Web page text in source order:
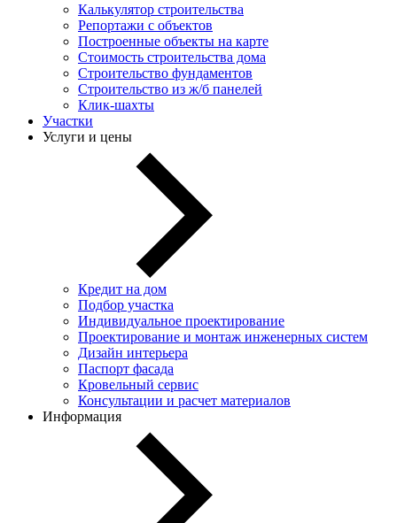
Калькулятор строительства
Репортажи с объектов
Построенные объекты на карте
Стоимость строительства дома
Строительство фундаментов
Строительство из ж/б панелей
Клик-шахты
Участки
Услуги и цены
Кредит на дом
Подбор участка
Индивидуальное проектирование
Проектирование и монтаж инженерных систем
Дизайн интерьера
Паспорт фасада
Кровельный сервис
Консультации и расчет материалов
Информация